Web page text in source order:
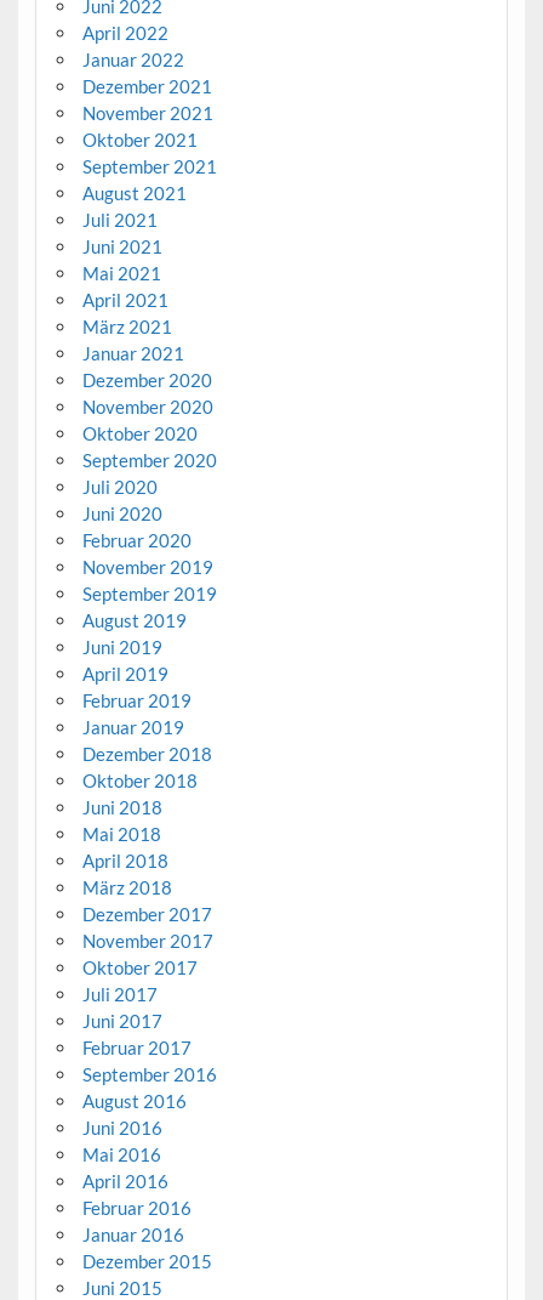
Juni 2022
April 2022
Januar 2022
Dezember 2021
November 2021
Oktober 2021
September 2021
August 2021
Juli 2021
Juni 2021
Mai 2021
April 2021
März 2021
Januar 2021
Dezember 2020
November 2020
Oktober 2020
September 2020
Juli 2020
Juni 2020
Februar 2020
November 2019
September 2019
August 2019
Juni 2019
April 2019
Februar 2019
Januar 2019
Dezember 2018
Oktober 2018
Juni 2018
Mai 2018
April 2018
März 2018
Dezember 2017
November 2017
Oktober 2017
Juli 2017
Juni 2017
Februar 2017
September 2016
August 2016
Juni 2016
Mai 2016
April 2016
Februar 2016
Januar 2016
Dezember 2015
Juni 2015